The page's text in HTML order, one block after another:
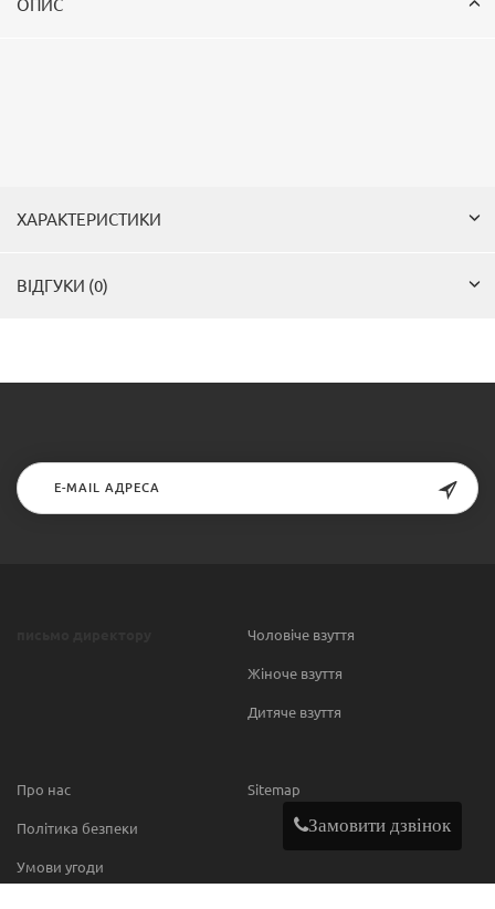
ОПИС
ХАРАКТЕРИСТИКИ
ВІДГУКИ (0)
Чоловіче взуття
Жіноче взуття
Дитяче взуття
Про нас
Політика безпеки
Умови угоди
Sitemap
Замовити дзвінок